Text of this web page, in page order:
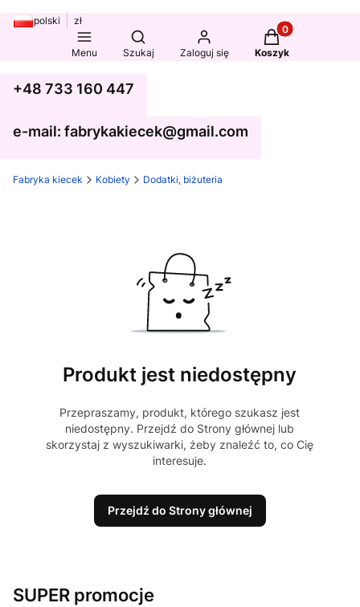
polski zł
Menu
Otwórz wyszukiwarkę
Szukaj Zaloguj się
Produkty w
Koszyk
+48 733 160 447
e-mail: fabrykakiecek@gmail.com
Fabryka kiecek Kobiety Dodatki, biżuteria
Produkt jest niedostępny
Przepraszamy, produkt, którego szukasz jest
niedostępny. Przejdź do Strony głównej lub
skorzystaj z wyszukiwarki, żeby znaleźć to, co Cię
interesuje.
Przejdź do Strony głównej
SUPER promocje